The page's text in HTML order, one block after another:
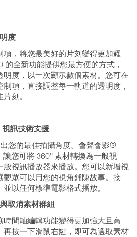
度
項，將您最美好的片刻變得更加耀
的全新功能提供您最方便的方式，
明度，以一次顯示數個素材。您可在
項，直接調整每一軌道的透明度，
刻。
視訊技術支援
您的最佳拍攝角度。會聲會影®
您可將 360° 素材轉換為一般視
般視訊播放器來播放。您可以新增視
觀眾可以用您的視角鋪陳故事。接
以任何標準電影格式播放。
取消素材群組
時間軸編輯功能變得更加強大且高
再按一下滑鼠右鍵，即可為選取素材